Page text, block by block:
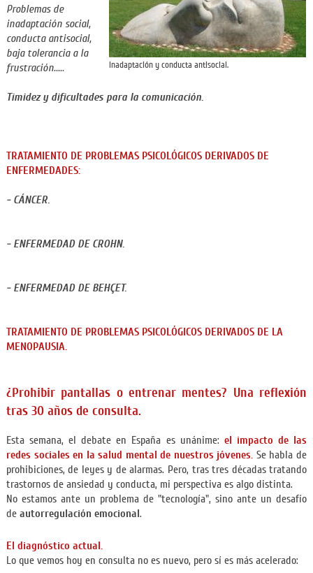
Inadaptación y conducta antisocial.
Problemas de
inadaptación social,
conducta antisocial,
baja tolerancia a la
frustración.....
Timidez y dificultades para la comunicación.
TRATAMIENTO DE PROBLEMAS PSICOLÓGICOS DERIVADOS DE
ENFERMEDADES:
- CÁNCER.
- ENFERMEDAD DE CROHN.
- ENFERMEDAD DE BEHÇET.
TRATAMIENTO DE PROBLEMAS PSICOLÓGICOS DERIVADOS DE LA
MENOPAUSIA.
¿Prohibir pantallas o entrenar mentes? Una reflexión
tras 30 años de consulta.
Esta semana, el debate en España es unánime: el impacto de las
redes sociales en la salud mental de nuestros jóvenes. Se habla de
prohibiciones, de leyes y de alarmas. Pero, tras tres décadas tratando
trastornos de ansiedad y conducta, mi perspectiva es algo distinta.
No estamos ante un problema de "tecnología", sino ante un desafío
de autorregulación emocional.
El diagnóstico actual.
Lo que vemos hoy en consulta no es nuevo, pero sí es más acelerado: